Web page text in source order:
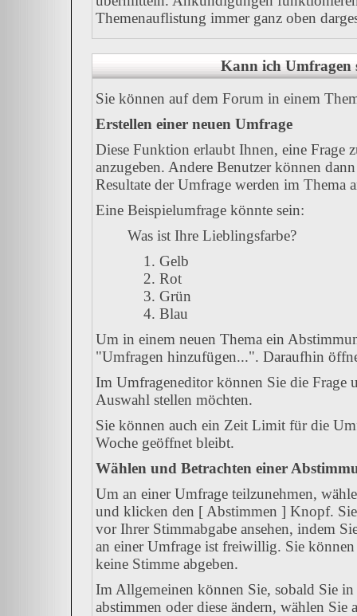
Themenauflistung immer ganz oben
Kann ich Umfragen
Sie können auf dem Forum in einem
Erstellen einer neuen Umfrage
Diese Funktion erlaubt Ihnen, eine Frage
anzugeben. Andere Benutzer können
Resultate der Umfrage werden im Thema
Eine Beispielumfrage könnte sein:
Was ist Ihre Lieblingsfarbe?
Gelb
Rot
Grün
Blau
Um in einem neuen Thema ein
"Umfragen hinzufügen...". Daraufhin
Im Umfrageneditor können Sie die Frage
Auswahl stellen möchten.
Sie können auch ein Zeit Limit für die
Woche geöffnet bleibt.
Wählen und Betrachten einer
Um an einer Umfrage teilzunehmen,
und klicken den [ Abstimmen ] Knopf.
vor Ihrer Stimmabgabe ansehen, indem
an einer Umfrage ist freiwillig. Sie
keine Stimme abgeben.
Im Allgemeinen können Sie, sobald Sie
abstimmen oder diese ändern, wählen Sie